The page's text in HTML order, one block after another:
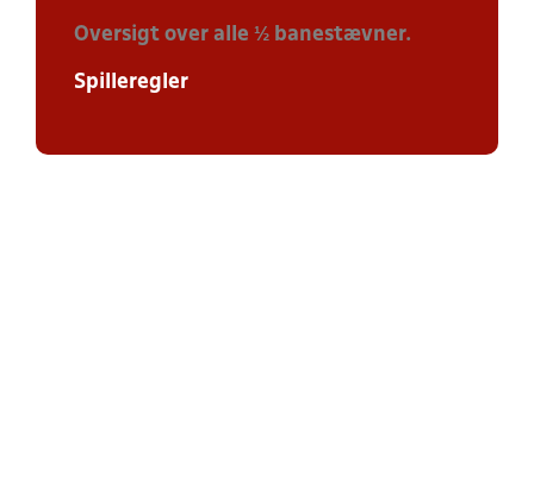
Oversigt over alle ½ banestævner.
Spilleregler